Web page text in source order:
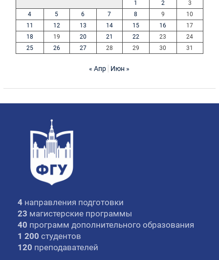
1
2
3
4
5 6 7 8 9
10
11
12 13 14 15 16
17
18
19 20 21 22 23
24
25
26 27 28 29 30 31
« Апр Июн »
4 направления подготовки
23 магистерские программы
40 программ дополнительного образования
1 200 студентов
120 преподавателей